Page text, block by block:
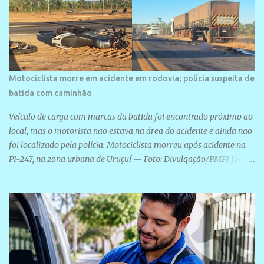
Motociclista morre em acidente em rodovia; polícia suspeita de
batida com caminhão
Veículo de carga com marcas da batida foi encontrado próximo ao
local, mas o motorista não estava na área do acidente e ainda não
foi localizado pela polícia. Motociclista morreu após acidente na
PI-247, na zona urbana de Uruçuí — Foto: Divulgação/PMPI João
A Polícia Militar informou que um caminhão com marcas de
colisão foi encontrado próximo ao local. Segundo o 10º Batalhão
da Polícia Militar (10º BPM), a equipe foi acionada por volta das 6h
para atender à ocorrência. Material de referência geográfica Ao
chegar ao local, os policiais constataram a morte do motociclista e